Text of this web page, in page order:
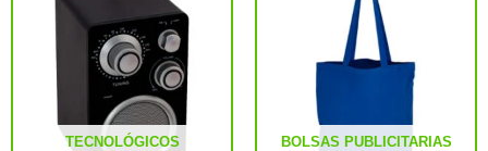
TECNOLÓGICOS BOLSAS PUBLICITARIAS